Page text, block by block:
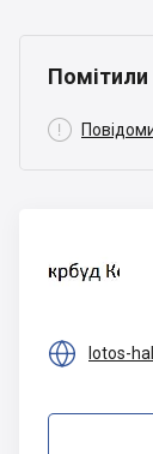
Помітили

Концепт
 lotos-